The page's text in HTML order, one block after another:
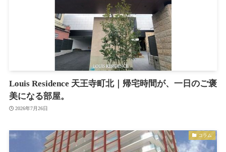
Louis Residence 天王寺町北｜帰宅時間が、一日のご褒
美になる部屋。
2026年7月26日
コラム